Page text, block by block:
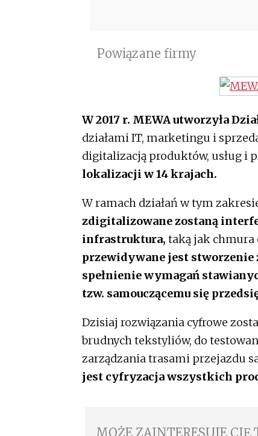
Powiązane firmy
W 2017 r. MEWA utworzyła
działami IT, marketingu i
digitalizacją produktów, usług i
lokalizacji w 14 krajach.
W ramach działań w tym
zdigitalizowane zostaną
infrastruktura, taką jak chmura
przewidywane jest
spełnienie wymagań
tzw. samouczącemu się
Dzisiaj rozwiązania cyfrowe
brudnych tekstyliów, do
zarządzania trasami przejazdu
jest cyfryzacja wszystkich
MOŻE ZAINTERESUJE CIĘ